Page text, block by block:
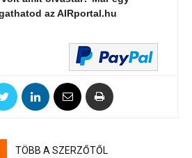
az AIRportal.hu
TÖBB A SZERZŐTŐL